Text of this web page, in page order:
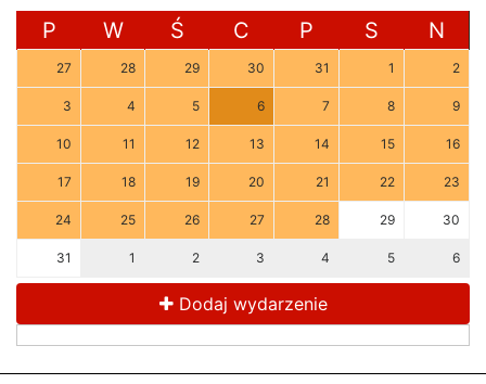
P W Ś C P S N
27 28 29 30 31 1 2
3 4 5 6 7 8 9
10 11 12 13 14 15 16
17 18 19 20 21 22 23
24 25 26 27 28 29 30
31 1 2 3 4 5 6
Dodaj wydarzenie